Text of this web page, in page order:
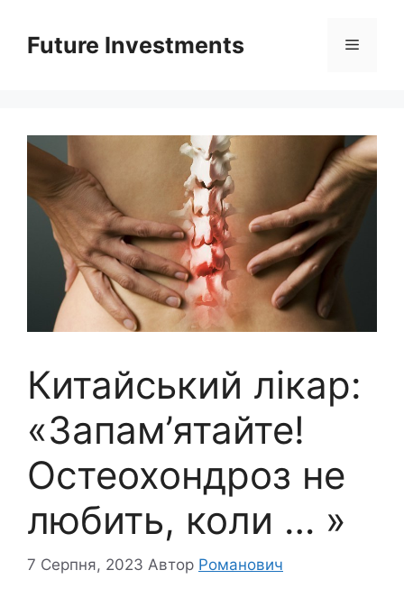
вмістуFuture Investments Меню
Китайський лікар:
«Запам’ятайте!
Остеохондроз не
любить, коли … »
7 Серпня, 2023 Автор Романович